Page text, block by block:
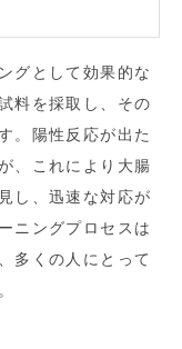
グとして効果的な
料を採取し、その
。陽性反応が出た
、これにより大腸
し、迅速な対応が
ニングプロセスは
多くの人にとって